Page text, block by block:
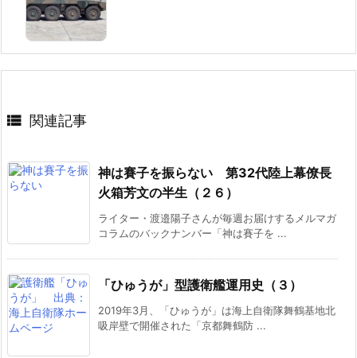
 関連記事
神は賽子を振らない 第32代陸上幕僚長
火箱芳文の半生（２６）
ライター・渡邉陽子さんが毎週お届けするメルマガ
コラムのバックナンバー「神は賽子を ...
「ひゅうが」型護衛艦運用史（３）
2019年3月、「ひゅうが」は海上自衛隊舞鶴基地北
吸岸壁で開催された「京都舞鶴防 ...